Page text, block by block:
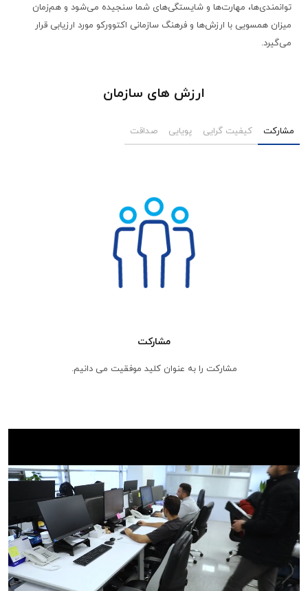
توانمندی‌ها، مهارت‌ها و شایستگی‌های شما سنجیده می‌شود و هم‌زمان
میزان همسویی با ارزش‌ها و فرهنگ سازمانی اکتوورکو مورد ارزیابی قرار
می‌گیرد.
ارزش های سازمان
مشارکت کیفیت گرایی پویایی صداقت
مشارکت
مشارکت را به عنوان کلید موفقیت می دانیم.